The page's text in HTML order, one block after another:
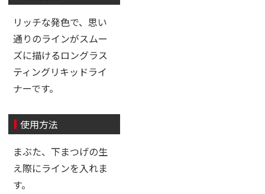
リッチな発色で、思い
通りのラインがスムー
ズに描けるロングラス
ティングリキッドライ
ナーです。
使用方法
まぶた、下まつげの生
え際にラインを入れま
す。